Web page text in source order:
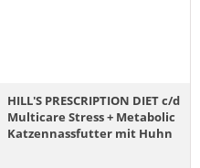
HILL'S PRESCRIPTION DIET c/d
Multicare Stress + Metabolic
Katzennassfutter mit Huhn